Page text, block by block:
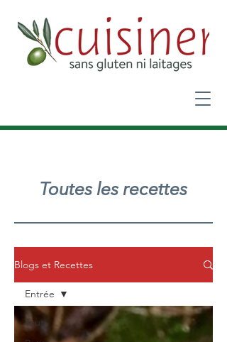
Toutes les recettes
Blogs et Recettes
Tout
Entrée